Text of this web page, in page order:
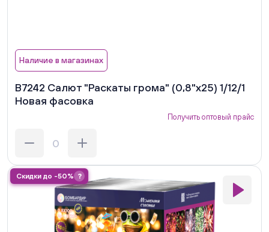
Наличие в магазинах
В7242 Салют "Раскаты грома" (0,8"х25) 1/12/1
Новая фасовка
Получить оптовый прайс
Скидки до -50% ?